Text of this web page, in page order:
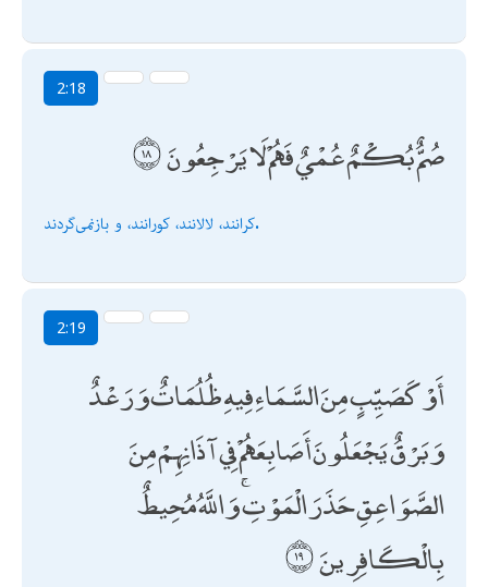
2:18
صُمٌّ بُكْمٌ عُمْيٌ فَهُمْ لَا يَرْجِعُونَ
كرانند، لالانند، كورانند، و بازنمى‌گردند.
2:19
أَوْ كَصَيِّبٍ مِنَ السَّمَاءِ فِيهِ ظُلُمَاتٌ وَرَعْدٌ
وَبَرْقٌ يَجْعَلُونَ أَصَابِعَهُمْ فِي آذَانِهِمْ مِنَ
الصَّوَاعِقِ حَذَرَ الْمَوْتِ ۚ وَاللَّهُ مُحِيطٌ
بِالْكَافِرِينَ